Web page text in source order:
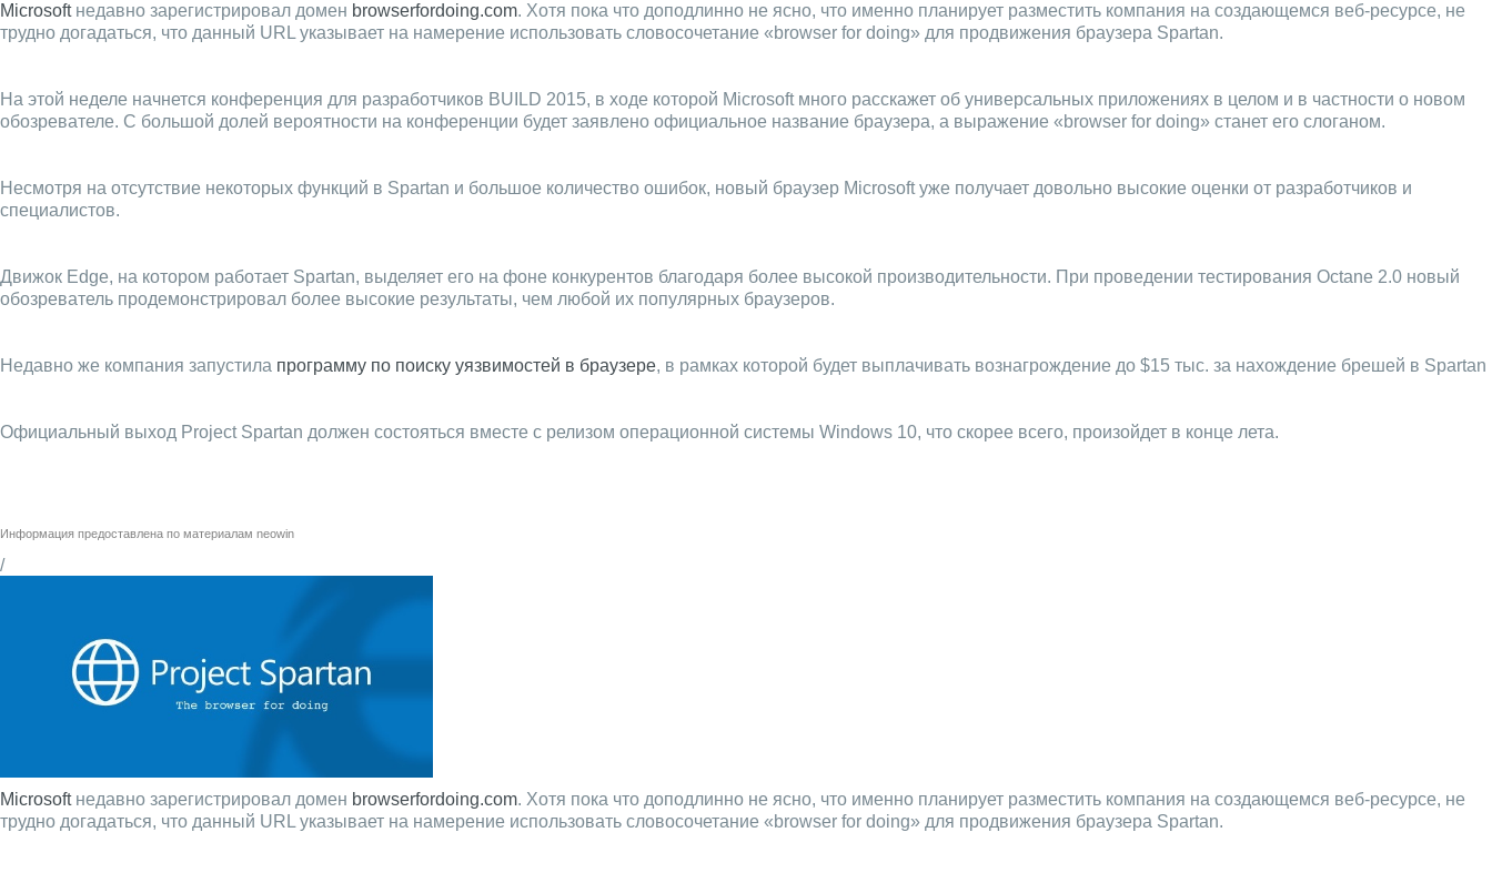
Microsoftнедавно зарегистрировал домен browserfordoing.com. Хотя пока что доподлинно не ясно, что именно планирует разместить компания на создающемся веб-ресурсе, не
трудно догадаться, что данный URL указывает на намерение использовать словосочетание «browser for doing» для продвижения браузера Spartan.
На этой неделе начнется конференция для разработчиков BUILD 2015, в ходе которой Microsoft много расскажет об универсальных приложениях в целом и в частности о новом
обозревателе. С большой долей вероятности на конференции будет заявлено официальное название браузера, а выражение «browser for doing» станет его слоганом.
Несмотря на отсутствие некоторых функций в Spartan и большое количество ошибок, новый браузер Microsoft уже получает довольно высокие оценки от разработчиков и
специалистов.
Движок Edge, на котором работает Spartan, выделяет его на фоне конкурентов благодаря более высокой производительности. При проведении тестирования Octane 2.0 новый
обозреватель продемонстрировал более высокие результаты, чем любой их популярных браузеров.
Недавно же компания запустила программу по поиску уязвимостей в браузере, в рамках которой будет выплачивать вознагрождение до $15 тыс. за нахождение брешей в Spartan
Официальный выход Project Spartan должен состояться вместе с релизом операционной системы Windows 10, что скорее всего, произойдет в конце лета.
Информация предоставлена по материалам neowin
/
Microsoftнедавно зарегистрировал домен browserfordoing.com. Хотя пока что доподлинно не ясно, что именно планирует разместить компания на создающемся веб-ресурсе, не
трудно догадаться, что данный URL указывает на намерение использовать словосочетание «browser for doing» для продвижения браузера Spartan.